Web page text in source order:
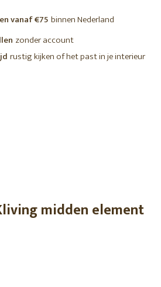
vanaf €75 binnen Nederland
zonder account
rustig kijken of het past in je interieur
midden element